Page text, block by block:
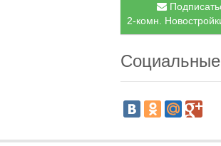
2-комн.